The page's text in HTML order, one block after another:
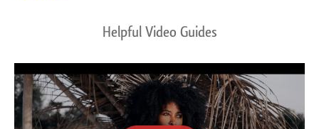
Helpful Video Guides